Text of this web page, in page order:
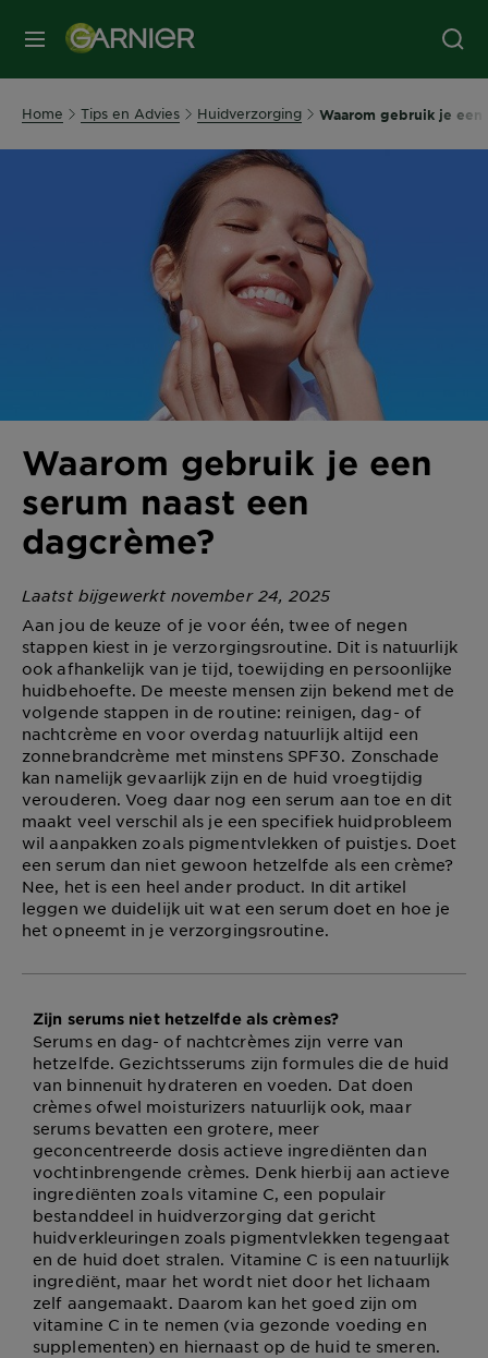
MENU
Home Tips en Advies Huidverzorging Waarom gebruik je een
Waarom gebruik je een
serum naast een
dagcrème?
Laatst bijgewerkt november 24, 2025
Aan jou de keuze of je voor één, twee of negen
stappen kiest in je verzorgingsroutine. Dit is natuurlijk
ook afhankelijk van je tijd, toewijding en persoonlijke
huidbehoefte. De meeste mensen zijn bekend met de
volgende stappen in de routine: reinigen, dag- of
nachtcrème en voor overdag natuurlijk altijd een
zonnebrandcrème met minstens SPF30. Zonschade
kan namelijk gevaarlijk zijn en de huid vroegtijdig
verouderen. Voeg daar nog een serum aan toe en dit
maakt veel verschil als je een specifiek huidprobleem
wil aanpakken zoals pigmentvlekken of puistjes. Doet
een serum dan niet gewoon hetzelfde als een crème?
Nee, het is een heel ander product. In dit artikel
leggen we duidelijk uit wat een serum doet en hoe je
het opneemt in je verzorgingsroutine.
Zijn serums niet hetzelfde als crèmes?
Serums en dag- of nachtcrèmes zijn verre van
hetzelfde. Gezichtsserums zijn formules die de huid
van binnenuit hydrateren en voeden. Dat doen
crèmes ofwel moisturizers natuurlijk ook, maar
serums bevatten een grotere, meer
geconcentreerde dosis actieve ingrediënten dan
vochtinbrengende crèmes. Denk hierbij aan actieve
ingrediënten zoals vitamine C, een populair
bestanddeel in huidverzorging dat gericht
huidverkleuringen zoals pigmentvlekken tegengaat
en de huid doet stralen. Vitamine C is een natuurlijk
ingrediënt, maar het wordt niet door het lichaam
zelf aangemaakt. Daarom kan het goed zijn om
vitamine C in te nemen (via gezonde voeding en
supplementen) en hiernaast op de huid te smeren.